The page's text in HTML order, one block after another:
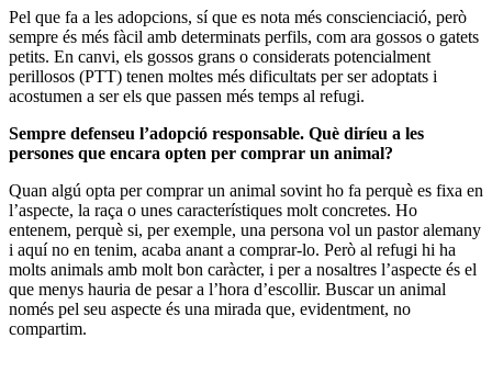
Pel que fa a les adopcions, sí que es nota més conscienciació, però
sempre és més fàcil amb determinats perfils, com ara gossos o gatets
petits. En canvi, els gossos grans o considerats potencialment
perillosos (PTT) tenen moltes més dificultats per ser adoptats i
acostumen a ser els que passen més temps al refugi.
Sempre defenseu l’adopció responsable. Què diríeu a les
persones que encara opten per comprar un animal?
Quan algú opta per comprar un animal sovint ho fa perquè es fixa en
l’aspecte, la raça o unes característiques molt concretes. Ho
entenem, perquè si, per exemple, una persona vol un pastor alemany
i aquí no en tenim, acaba anant a comprar-lo. Però al refugi hi ha
molts animals amb molt bon caràcter, i per a nosaltres l’aspecte és el
que menys hauria de pesar a l’hora d’escollir. Buscar un animal
només pel seu aspecte és una mirada que, evidentment, no
compartim.